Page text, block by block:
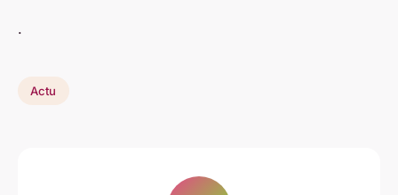
.
Actu